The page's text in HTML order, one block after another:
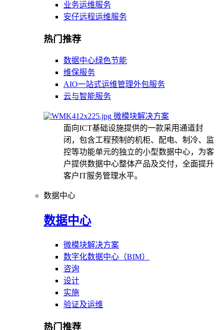
业务运维服务
安仔远程运维服务
热门推荐
数据中心绿色节能
维保服务
AIO一站式运维管理外包服务
云与智能服务
微模块解决方案
面向ICT基础设施提供的一款采用通道封
闭，包含工程预制的机柜、配电、制冷、监
控等功能单元的独立的小型数据中心，为客
户提供数据中心整体产品及交付，全面提升
客户IT服务管理水平。
数据中心
数据中心
微模块解决方案
数字化数据中心（BIM）
咨询
设计
实施
验证及运维
热门推荐